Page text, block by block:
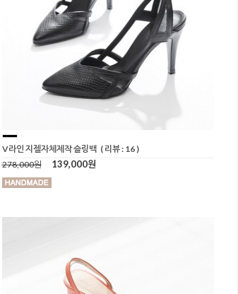
V라인 지젤자체제작 슬링백 ( 리뷰 : 16 )
278,000원
139,000원